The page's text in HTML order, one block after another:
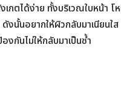
เกตได้ง่าย ทั้งบริเวณใบหน้า
นั้นอยากให้ผิวกลับมาเนียนใ
งกันไม่ให้กลับมาเป็นซ้ำ